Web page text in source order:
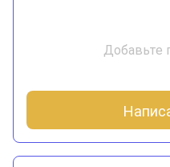
Добавьте